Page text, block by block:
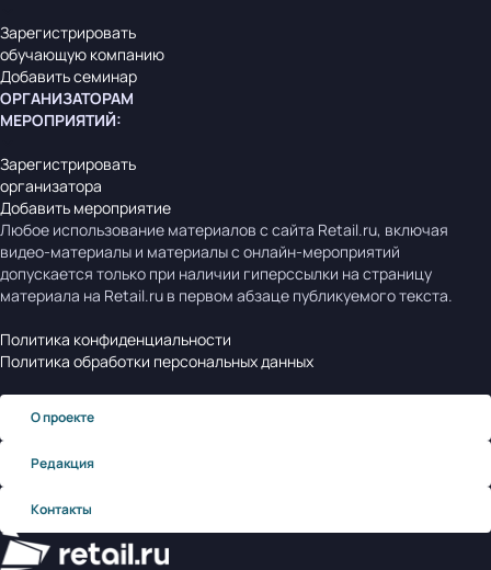
Зарегистрировать
обучающую компанию
Добавить семинар
ОРГАНИЗАТОРАМ
МЕРОПРИЯТИЙ:
Зарегистрировать
организатора
Добавить мероприятие
Любое использование материалов с сайта Retail.ru, включая
видео-материалы и материалы с онлайн-мероприятий
допускается только при наличии гиперссылки на страницу
материала на Retail.ru в первом абзаце публикуемого текста.
Политика конфиденциальности
Политика обработки персональных данных
О проекте
Редакция
Контакты